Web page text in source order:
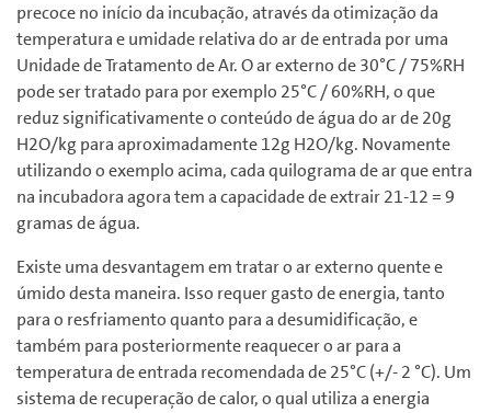
precoce no início da incubação, através da otimização da
temperatura e umidade relativa do ar de entrada por uma
Unidade de Tratamento de Ar. O ar externo de 30°C / 75%RH
pode ser tratado para por exemplo 25°C / 60%RH, o que
reduz significativamente o conteúdo de água do ar de 20g
H2O/kg para aproximadamente 12g H2O/kg. Novamente
utilizando o exemplo acima, cada quilograma de ar que entra
na incubadora agora tem a capacidade de extrair 21-12 = 9
gramas de água.
Existe uma desvantagem em tratar o ar externo quente e
úmido desta maneira. Isso requer gasto de energia, tanto
para o resfriamento quanto para a desumidificação, e
também para posteriormente reaquecer o ar para a
temperatura de entrada recomendada de 25°C (+/- 2 °C). Um
sistema de recuperação de calor, o qual utiliza a energia